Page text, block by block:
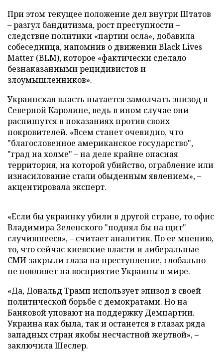
При этом текущее положение дел внутри Штатов
– разгул бандитизма, рост преступности –
следствие политики «партии осла», добавила
собеседница, напомнив о движении Black Lives
Matter (BLM), которое «фактически сделало
безнаказанными рецидивистов и
злоумышленников».
Украинская власть пытается замолчать эпизод в
Северной Каролине, ведь в ином случае они
распишутся в показаниях против своих
покровителей. «Всем станет очевидно, что
"благословенное американское государство",
"град на холме" – на деле крайне опасная
территория, на которой убийство, ограбление или
изнасилование стали обыденным явлением», –
акцентировала эксперт.
«Если бы украинку убили в другой стране, то офис
Владимира Зеленского "поднял бы на щит"
случившееся», – считает аналитик. По ее мнению,
то, что сейчас киевские власти и либеральные
СМИ закрыли глаза на преступление, глобально
не повлияет на восприятие Украины в мире.
«Да, Дональд Трамп использует эпизод в своей
политической борьбе с демократами. Но на
Банковой уповают на поддержку Демпартии.
Украина как была, так и останется в глазах ряда
западных стран якобы несчастной жертвой», –
заключила Шеслер.